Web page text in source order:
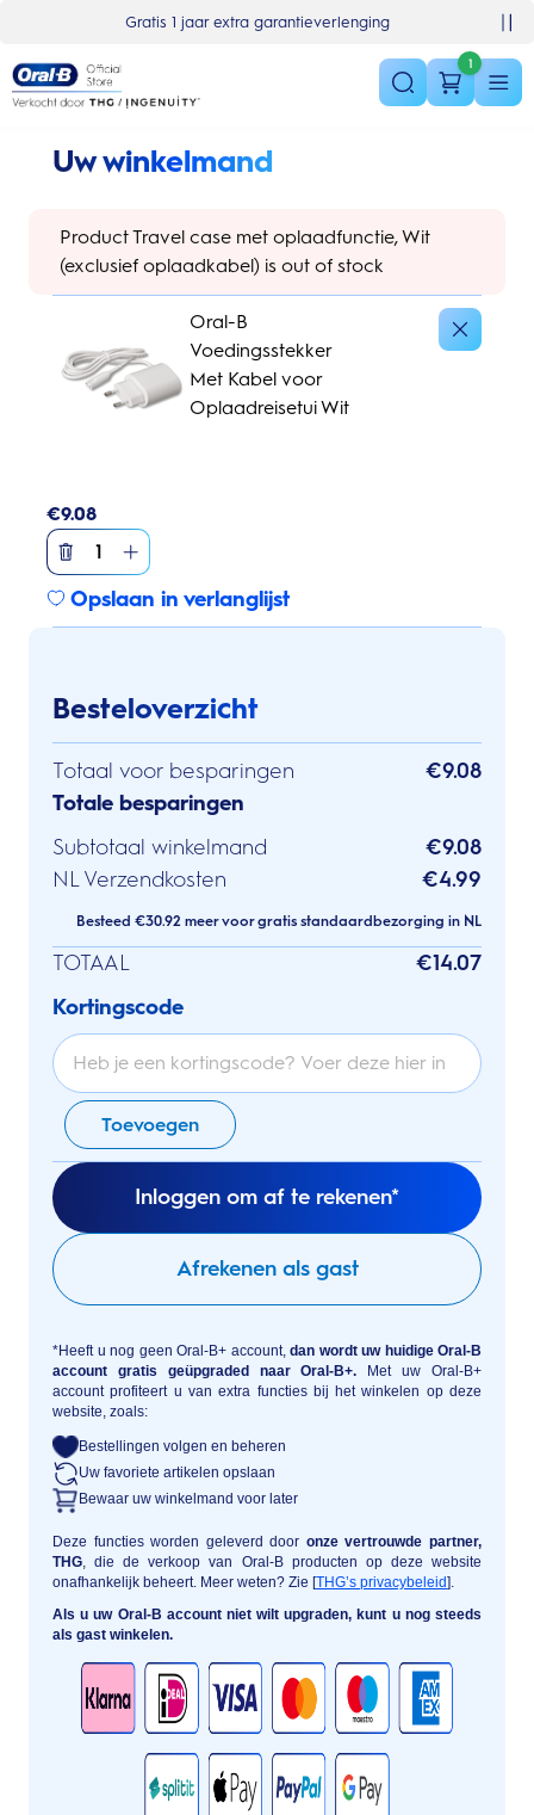
Gratis 1 jaar extra garantieverlenging
1
Uw winkelmand
Product Travel case met oplaadfunctie, Wit
(exclusief oplaadkabel) is out of stock
Oral-B
Voedingsstekker
Met Kabel voor
Oplaadreisetui Wit
€9.08
1
Opslaan in verlanglijst
Besteloverzicht
Totaal voor besparingen
€9.08
Totale besparingen
Subtotaal winkelmand
€9.08
NL Verzendkosten
€4.99
Besteed €30.92 meer voor gratis standaardbezorging in NL
TOTAAL
€14.07
Kortingscode
Toevoegen
Inloggen om af te rekenen*
Afrekenen als gast
*Heeft u nog geen Oral-B+ account, dan wordt uw huidige Oral-B
account gratis geüpgraded naar Oral-B+. Met uw Oral-B+
account profiteert u van extra functies bij het winkelen op deze
website, zoals:
Bestellingen volgen en beheren
Uw favoriete artikelen opslaan
Bewaar uw winkelmand voor later
Deze functies worden geleverd door onze vertrouwde partner,
THG , die de verkoop van Oral-B producten op deze website
onafhankelijk beheert. Meer weten? Zie [THG’s privacybeleid].
Als u uw Oral-B account niet wilt upgraden, kunt u nog steeds
als gast winkelen.